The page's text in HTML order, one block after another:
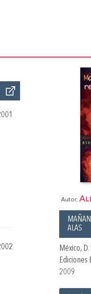
Autor:
ALAS
México, D.
Ediciones
2009